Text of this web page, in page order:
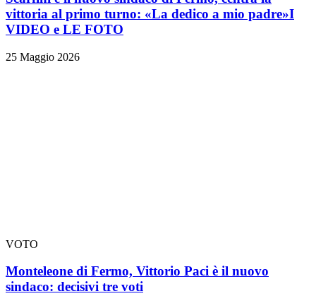
vittoria al primo turno: «La dedico a mio padre»I
VIDEO e LE FOTO
25 Maggio 2026
VOTO
Monteleone di Fermo, Vittorio Paci è il nuovo
sindaco: decisivi tre voti